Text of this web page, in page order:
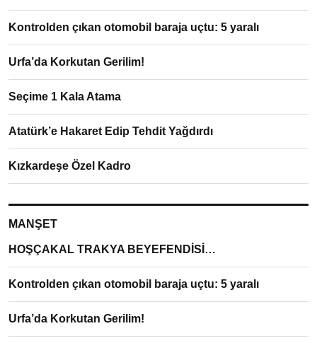
Kontrolden çıkan otomobil baraja uçtu: 5 yaralı
Urfa’da Korkutan Gerilim!
Seçime 1 Kala Atama
Atatürk’e Hakaret Edip Tehdit Yağdırdı
Kızkardeşe Özel Kadro
MANŞET
HOŞÇAKAL TRAKYA BEYEFENDİSİ…
Kontrolden çıkan otomobil baraja uçtu: 5 yaralı
Urfa’da Korkutan Gerilim!